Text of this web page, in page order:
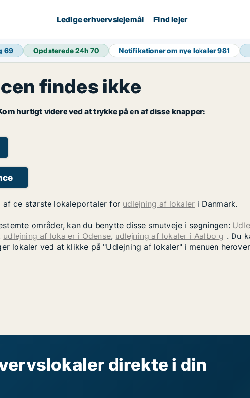
Ledige erhvervslejemål Find lejer
69 Opdaterede 24h70 Notifikationer om nye lokaler981
findes ikke
hurtigt videre ved at trykke på en af disse knapper:
af de største lokaleportaler for udlejning af lokaler i Danmark.
områder, kan du benytte disse smutveje i søgningen:
udlejning af lokaler i Odense, udlejning af lokaler i Aalborg . Du
lokaler ved at klikke på "Udlejning af lokaler" i menuen
direkte i din